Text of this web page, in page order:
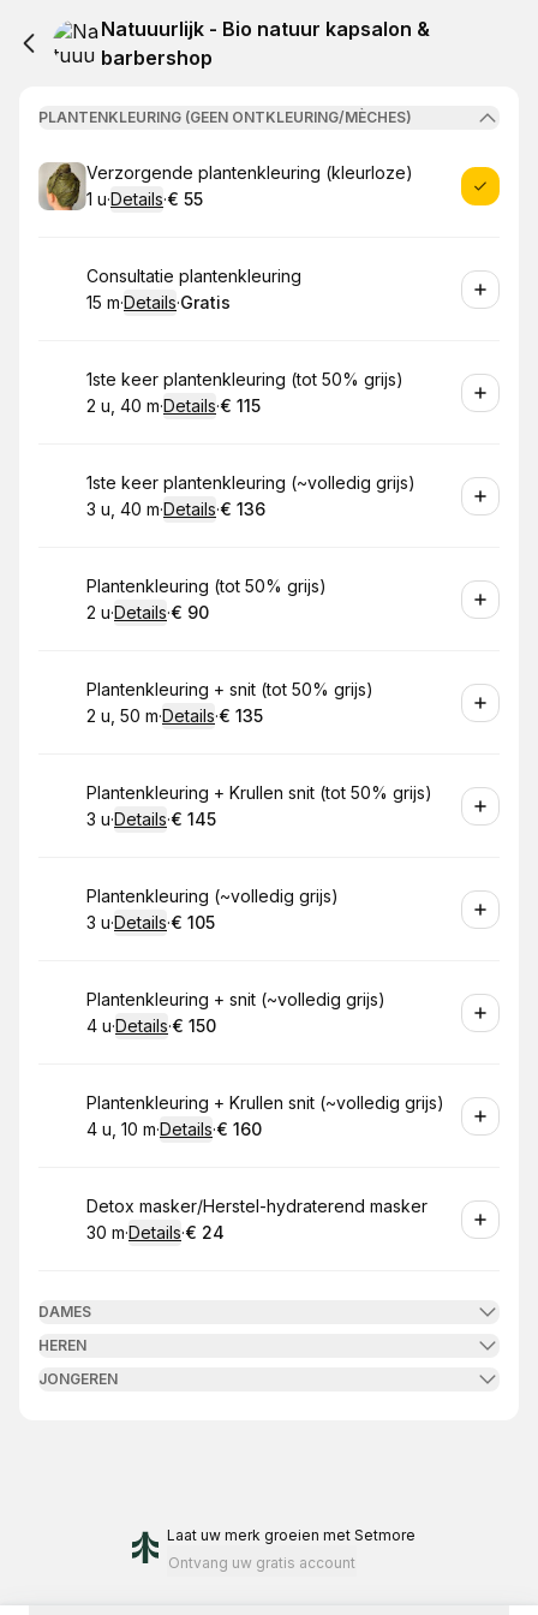
Natuuurlijk - Bio natuur kapsalon &
barbershop
PLANTENKLEURING (GEEN ONTKLEURING/MÈCHES)
Boek
Verzorgende plantenkleuring (kleurloze)
. Duur:
1 u·Details·
.Prijs:
€ 55
Boek
Consultatie plantenkleuring
.Duur:
15 m·Details·
.Prijs:
Gratis
Boek
1ste keer plantenkleuring (tot 50% grijs)
. Duur :
2 u, 40 m·Details·
.Prijs:
€ 115
Boek
1ste keer plantenkleuring (~volledig grijs)
. Duur :
3 u, 40 m·Details·
.Prijs:
€ 136
Boek
Plantenkleuring (tot 50% grijs)
. Duur:
2 u·Details·
.Prijs:
€ 90
Boek
Plantenkleuring + snit (tot 50% grijs)
. Duur :
2 u, 50 m·Details·
.Prijs:
€ 135
Boek
Plantenkleuring + Krullen snit (tot 50% grijs)
. Duur:
3 u·Details·
.Prijs:
€ 145
Boek
Plantenkleuring (~volledig grijs)
. Duur:
3 u·Details·
.Prijs:
€ 105
Boek
Plantenkleuring + snit (~volledig grijs)
. Duur:
4 u·Details·
.Prijs:
€ 150
Boek
Plantenkleuring + Krullen snit (~volledig grijs)
. Duur :
4 u, 10 m·Details·
.Prijs:
€ 160
Boek
Detox masker/Herstel-hydraterend masker
.Duur:
30 m·Details·
.Prijs:
€ 24
DAMES
HEREN
JONGEREN
Laat uw merk groeien met Setmore
Ontvang uw gratis account